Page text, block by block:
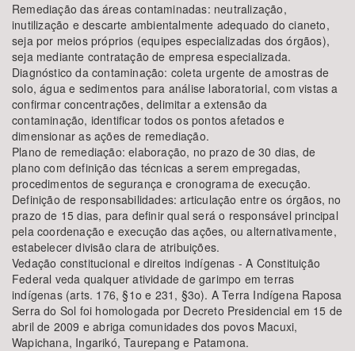
Remediação das áreas contaminadas: neutralização,
inutilização e descarte ambientalmente adequado do cianeto,
seja por meios próprios (equipes especializadas dos órgãos),
seja mediante contratação de empresa especializada.
Diagnóstico da contaminação: coleta urgente de amostras de
solo, água e sedimentos para análise laboratorial, com vistas a
confirmar concentrações, delimitar a extensão da
contaminação, identificar todos os pontos afetados e
dimensionar as ações de remediação.
Plano de remediação: elaboração, no prazo de 30 dias, de
plano com definição das técnicas a serem empregadas,
procedimentos de segurança e cronograma de execução.
Definição de responsabilidades: articulação entre os órgãos, no
prazo de 15 dias, para definir qual será o responsável principal
pela coordenação e execução das ações, ou alternativamente,
estabelecer divisão clara de atribuições.
Vedação constitucional e direitos indígenas - A Constituição
Federal veda qualquer atividade de garimpo em terras
indígenas (arts. 176, §1o e 231, §3o). A Terra Indígena Raposa
Serra do Sol foi homologada por Decreto Presidencial em 15 de
abril de 2009 e abriga comunidades dos povos Macuxi,
Wapichana, Ingarikó, Taurepang e Patamona.